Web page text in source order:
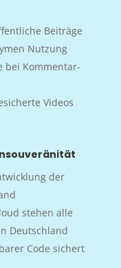
Beiträge
Nutzung
bei Kommentar-
Videos
der
stehen alle
Deutschland
Code sichert